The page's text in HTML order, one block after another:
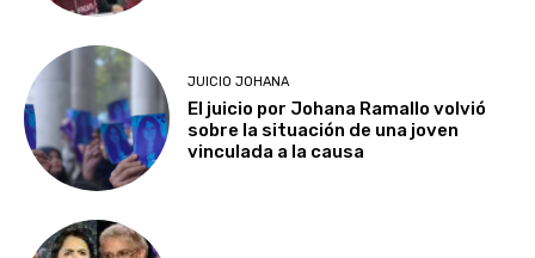
JUICIO JOHANA
El juicio por Johana Ramallo volvió
sobre la situación de una joven
vinculada a la causa